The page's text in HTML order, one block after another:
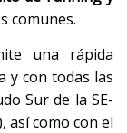
comunes.
una rápida
y con todas las
Sur de la SE-
así como con el